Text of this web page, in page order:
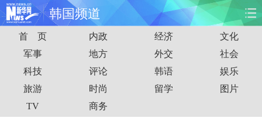
韩国频道
首页 时政 国际 财经
娱乐 体育 人事 教育
时尚 思客
首 页 内政 经济
文化
军事
地方 外交
社会
科技
评论 韩语
娱乐
旅游
时尚 留学
图片
TV
商务